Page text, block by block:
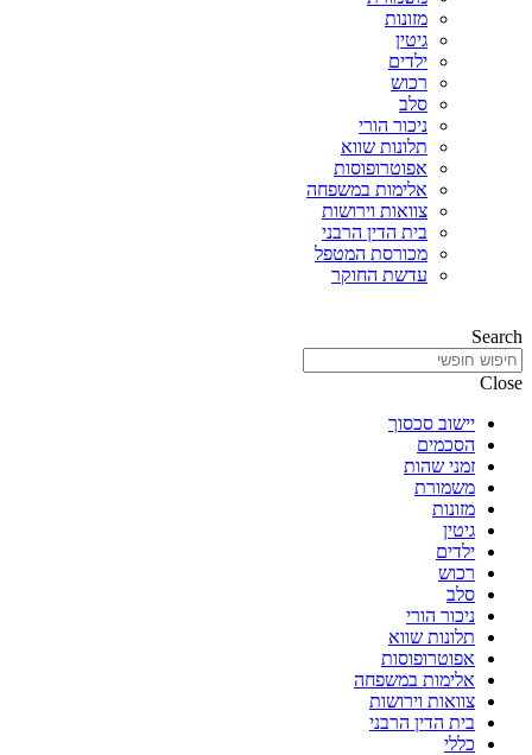
מזונות
גיטין
ילדים
רכוש
סלב
ניכור הורי
תלונות שווא
אפוטרופוסות
אלימות במשפחה
צוואות וירושות
בית הדין הרבני
מכורסת המטפל
עדשת החוקר
Search
Close
יישוב סכסוך
הסכמים
זמני שהות
משמורת
מזונות
גיטין
ילדים
רכוש
סלב
ניכור הורי
תלונות שווא
אפוטרופוסות
אלימות במשפחה
צוואות וירושות
בית הדין הרבני
כללי